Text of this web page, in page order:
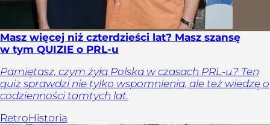
Masz więcej niż czterdzieści lat? Masz szansę
w tym QUIZIE o PRL-u
Pamiętasz, czym żyła Polska w czasach PRL-u? Ten
quiz sprawdzi nie tylko wspomnienia, ale też wiedzę o
codzienności tamtych lat.
RetroHistoria